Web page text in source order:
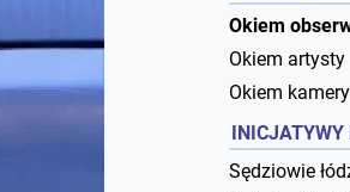
Okiem
Okiem artysty
Okiem kamery
INICJATYWY
Sędziowie